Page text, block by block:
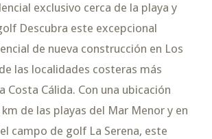
exclusivo cerca de la playa y
Descubra este excepcional
de nueva construcción en Los
las localidades costeras más
Costa Cálida. Con una ubicación
de las playas del Mar Menor y en
campo de golf La Serena, este